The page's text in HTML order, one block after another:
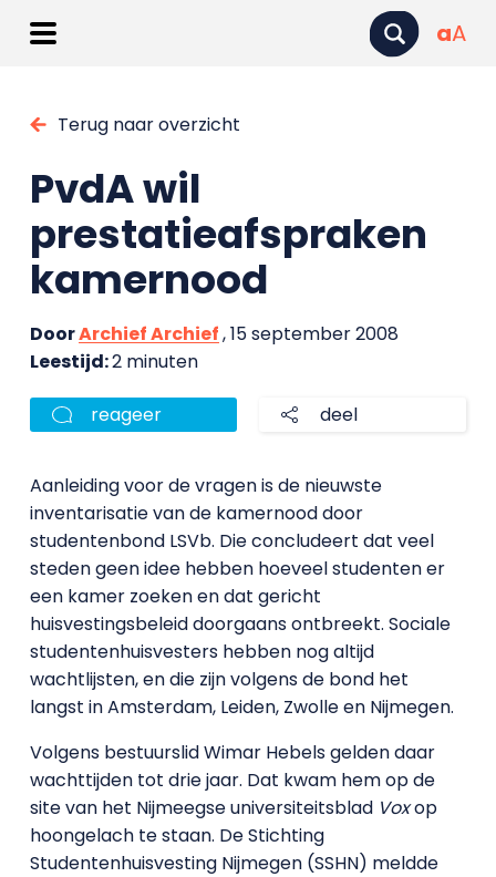
aA
Terug naar overzicht
PvdA wil
prestatieafspraken
kamernood
DoorArchief Archief, 15 september 2008
Leestijd:2 minuten
reageer deel
Aanleiding voor de vragen is de nieuwste
inventarisatie van de kamernood door
studentenbond LSVb. Die concludeert dat veel
steden geen idee hebben hoeveel studenten er
een kamer zoeken en dat gericht
huisvestingsbeleid doorgaans ontbreekt. Sociale
studentenhuisvesters hebben nog altijd
wachtlijsten, en die zijn volgens de bond het
langst in Amsterdam, Leiden, Zwolle en Nijmegen.
Volgens bestuurslid Wimar Hebels gelden daar
wachttijden tot drie jaar. Dat kwam hem op de
site van het Nijmeegse universiteitsblad Voxop
hoongelach te staan. De Stichting
Studentenhuisvesting Nijmegen (SSHN) meldde